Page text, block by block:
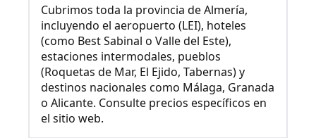
Cubrimos toda la provincia de Almería,
incluyendo el aeropuerto (LEI), hoteles
(como Best Sabinal o Valle del Este),
estaciones intermodales, pueblos
(Roquetas de Mar, El Ejido, Tabernas) y
destinos nacionales como Málaga, Granada
o Alicante. Consulte precios específicos en
el sitio web.